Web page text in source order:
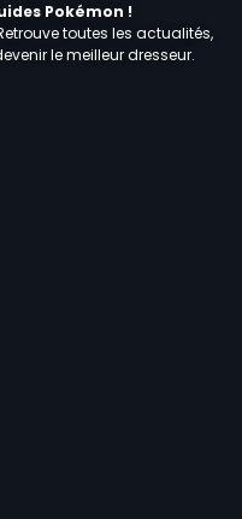
Pokémon !
toutes les actualités,
le meilleur dresseur.